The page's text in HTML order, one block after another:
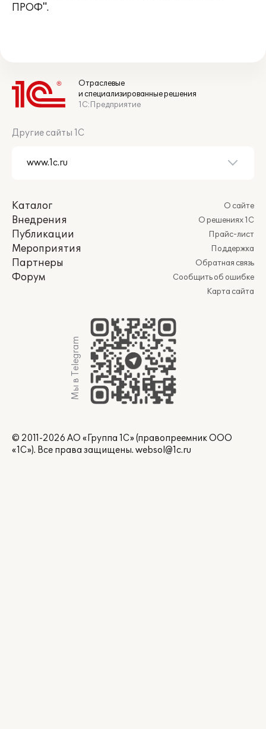
ПРОФ".
Отраслевые
и специализированные решения
1С:Предприятие
Другие сайты 1С
Каталог
Внедрения
Публикации
Мероприятия
Партнеры
Форум
О сайте
О решениях 1С
Прайс-лист
Поддержка
Обратная связь
Сообщить об ошибке
Карта сайта
Мы в Telegram
© 2011-2026 АО «Группа 1С» (правопреемник ООО
«1С»). Все права защищены. websol@1c.ru